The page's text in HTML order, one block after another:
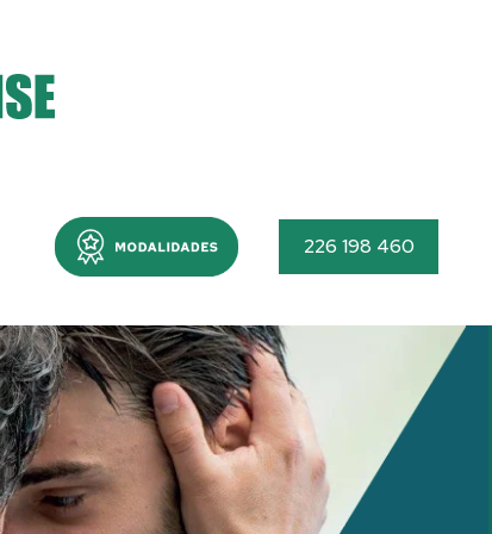
Menu 226 198 460